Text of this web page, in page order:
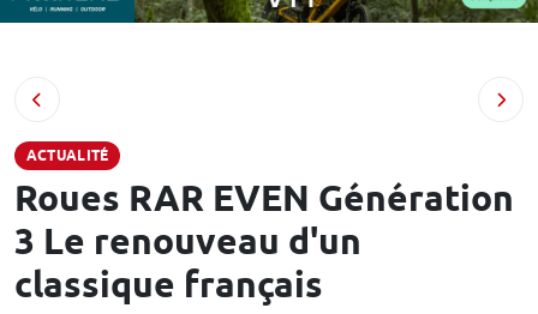
ACTUALITÉ
Roues RAR EVEN Génération
3 Le renouveau d'un
classique français